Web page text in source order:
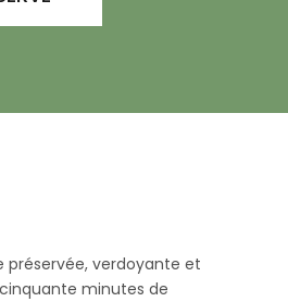
préservée, verdoyante et
minutes de